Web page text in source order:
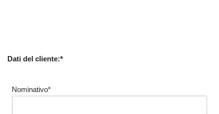
Dati del cliente:*
Nominativo*